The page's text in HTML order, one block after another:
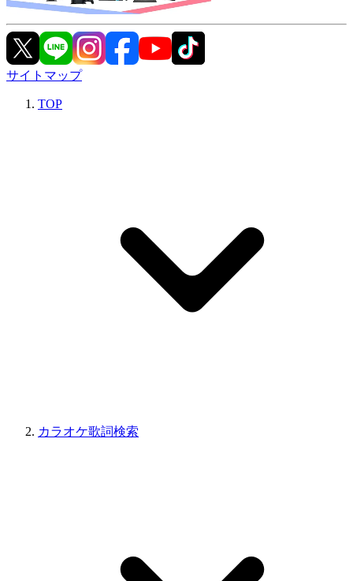
サイトマップ
TOP
カラオケ歌詞検索